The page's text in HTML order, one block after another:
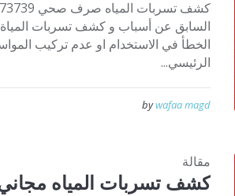
السابق عن أسباب و كشف تسربات
الخطأ في الاستخدام او عدم تركيب
الرئيسي...
bywafaa magd
مقالة
كشف تسربات المياه